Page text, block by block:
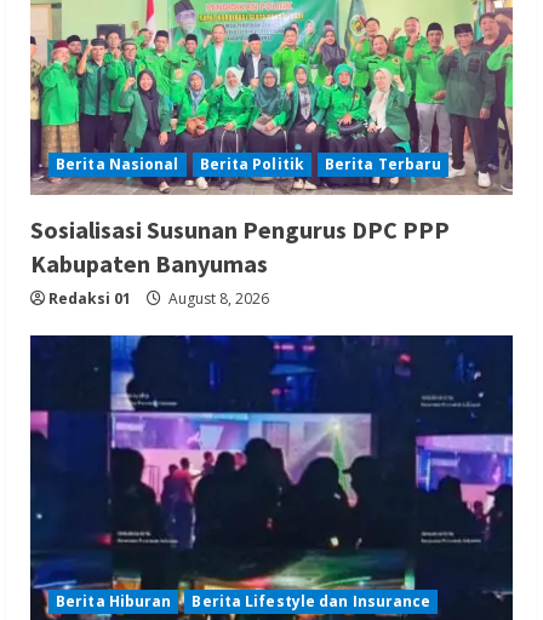
Berita Nasional Berita Politik Berita Terbaru
Sosialisasi Susunan Pengurus DPC PPP
Kabupaten Banyumas
Redaksi 01 August 8, 2026
Berita Hiburan
Berita Lifestyle dan Insurance